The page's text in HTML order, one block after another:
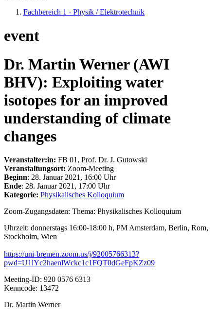
Fachbereich 1 - Physik / Elektrotechnik
event
Dr. Martin Werner (AWI
BHV): Exploiting water
isotopes for an improved
understanding of climate
changes
Veranstalter:in: FB 01, Prof. Dr. J. Gutowski
Veranstaltungsort: Zoom-Meeting
Beginn: 28. Januar 2021, 16:00 Uhr
Ende: 28. Januar 2021, 17:00 Uhr
Kategorie: Physikalisches Kolloquium
Zoom-Zugangsdaten: Thema: Physikalisches Kolloquium
Uhrzeit: donnerstags 16:00-18:00 h, PM Amsterdam, Berlin, Rom,
Stockholm, Wien
https://uni-bremen.zoom.us/j/92005766313?
pwd=U1lYc2haenlWckc1c1FQT0dGeFpKZz09
Meeting-ID: 920 0576 6313
Kenncode: 13472
Dr. Martin Werner